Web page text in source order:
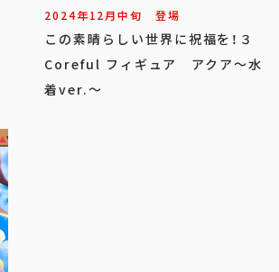
2024年12月中旬 登場
この素晴らしい世界に祝福を！３
Coreful フィギュア アクア～水
着ver.～